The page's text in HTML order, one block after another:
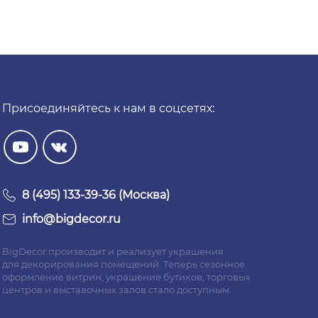
Присоединяйтесь к нам в соцсетях:
8 (495) 133-39-36 (Москва)
info@bigdecor.ru
BigDecor производит и реализует украшения
для декорирования помещений. Теперь сезонное
оформление витрин, украшение бутиков, торговых
центров и выставочных залов стало доступным.